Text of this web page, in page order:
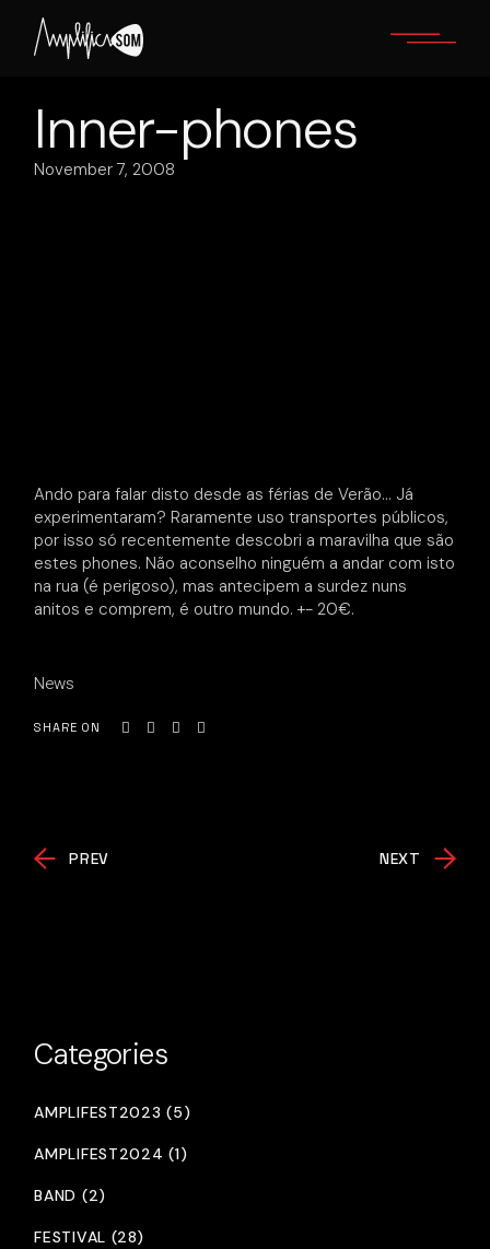
content
Inner-phones
November 7, 2008
Ando para falar disto desde as férias de Verão… Já
experimentaram? Raramente uso transportes públicos,
por isso só recentemente descobri a maravilha que são
estes phones. Não aconselho ninguém a andar com isto
na rua (é perigoso), mas antecipem a surdez nuns
anitos e comprem, é outro mundo. +- 20€.
News
SHARE ON
PREV NEXT
Categories
AMPLIFEST2023 (5)
AMPLIFEST2024 (1)
BAND (2)
FESTIVAL (28)